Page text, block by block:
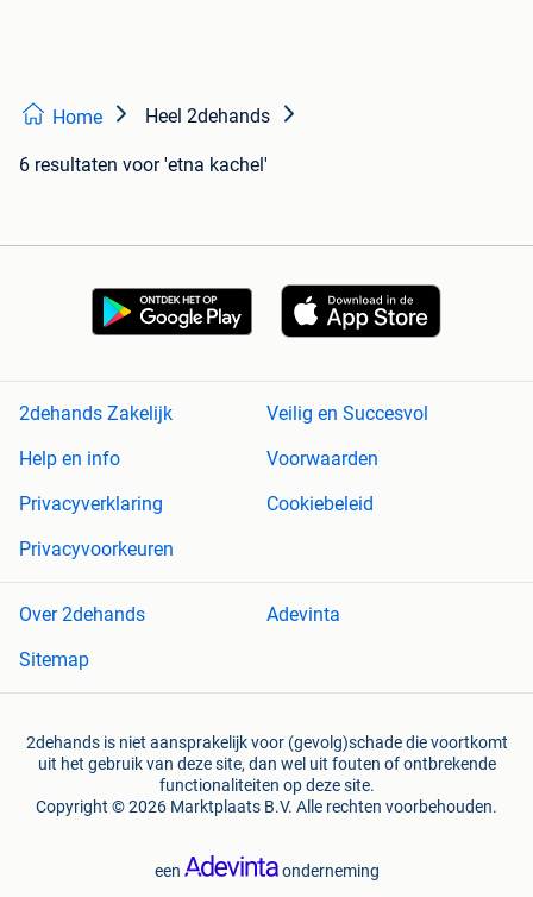
Home Heel 2dehands
6 resultaten voor 'etna kachel'
2dehands Zakelijk
Veilig en Succesvol
Help en info
Voorwaarden
Privacyverklaring
Cookiebeleid
Privacyvoorkeuren
Over 2dehands
Adevinta
Sitemap
2dehands is niet aansprakelijk voor (gevolg)schade die voortkomt
uit het gebruik van deze site, dan wel uit fouten of ontbrekende
functionaliteiten op deze site.
Copyright © 2026 Marktplaats B.V. Alle rechten voorbehouden.
een onderneming